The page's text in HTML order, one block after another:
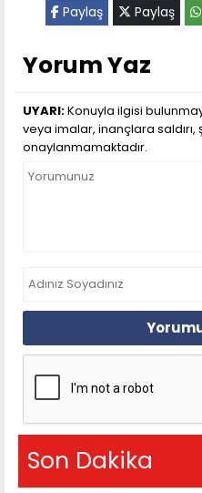
Paylaş Paylaş
Yorum Yaz
UYARI:Konuyla ilgisi
veya imalar, inançlara
onaylanmamaktadır.
Son Dakika